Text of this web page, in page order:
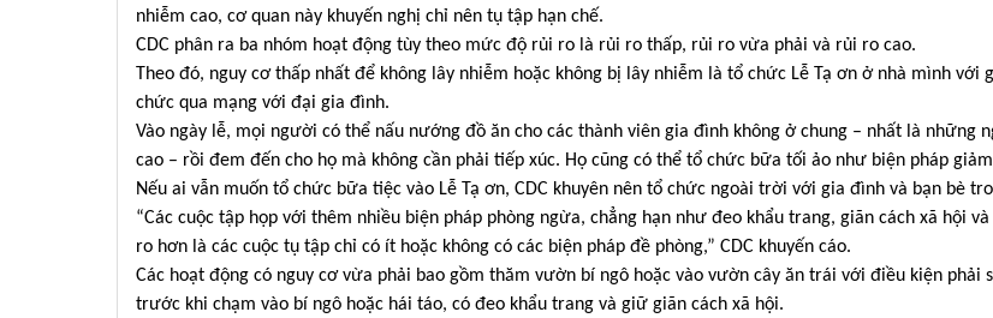
nhiễm cao, cơ quan này khuyến nghị chỉ nên tụ tập hạn chế.
CDC phân ra ba nhóm hoạt động tùy theo mức độ rủi ro là rủi ro thấp, rủi ro vừa phải và rủi ro cao.
Theo đó, nguy cơ thấp nhất để không lây nhiễm hoặc không bị lây nhiễm là tổ chức Lễ Tạ ơn ở nhà mình với
chức qua mạng với đại gia đình.
Vào ngày lễ, mọi người có thể nấu nướng đồ ăn cho các thành viên gia đình không ở chung – nhất là những
cao – rồi đem đến cho họ mà không cần phải tiếp xúc. Họ cũng có thể tổ chức bữa tối ảo như biện pháp
Nếu ai vẫn muốn tổ chức bữa tiệc vào Lễ Tạ ơn, CDC khuyên nên tổ chức ngoài trời với gia đình và bạn bè
“Các cuộc tập họp với thêm nhiều biện pháp phòng ngừa, chẳng hạn như đeo khẩu trang, giãn cách xã hội
ro hơn là các cuộc tụ tập chỉ có ít hoặc không có các biện pháp đề phòng,” CDC khuyến cáo.
Các hoạt động có nguy cơ vừa phải bao gồm thăm vườn bí ngô hoặc vào vườn cây ăn trái với điều kiện phải
trước khi chạm vào bí ngô hoặc hái táo, có đeo khẩu trang và giữ giãn cách xã hội.